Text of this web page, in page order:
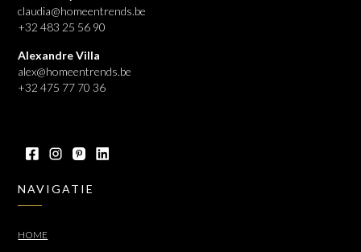
claudia@homeentrends.be
+32 483 25 56 90
Alexandre Villa
alex@homeentrends.be
+32 475 77 70 36
NAVIGATIE
HOME